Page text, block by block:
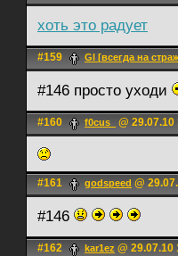
хоть это радует
#159 Gl [всегда на
#146 просто уходи
#160 f0cus_ @ 29.07.10
#161 godspeed @
#146
#162 kar1ez @ 29.07.10